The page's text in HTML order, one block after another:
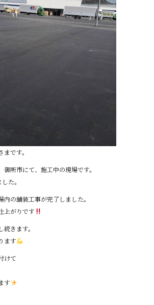
です。
所市にて、施工中の現場です。
た。
の舗装工事が完了しました。
上がりです
きます。
ます
けて
す